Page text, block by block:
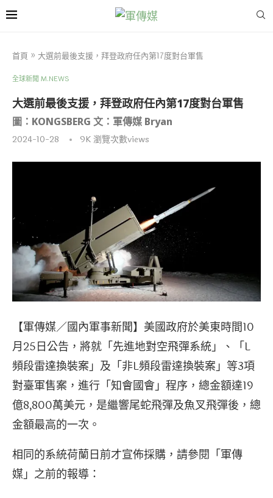
首頁 » 大選前最後支援，拜登政府任內第17度對台軍售
全球新聞 M.NEWS
大選前最後支援，拜登政府任內第17度對台軍售
圖：KONGSBERG 文：軍傳媒 Bryan
2024-10-28 9K瀏覽次數views
【軍傳媒／國內軍事新聞】美國政府於美東時間10
月25日公告，將就「先進地對空飛彈系統」、「L
頻段雷達換裝案」及「非L頻段雷達換裝案」等3項
對臺軍售案，進行「知會國會」程序，總金額達19
億8,800萬美元，是繼響尾蛇飛彈及魚叉飛彈後，總
金額最高的一次。
相同的系統荷蘭日前才宣佈採購，請參閱「軍傳
媒」之前的報導：